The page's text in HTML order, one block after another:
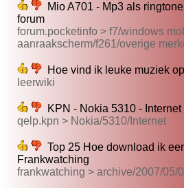
Mio A701 - Mp3 als
forum
forum.pocketinfo > f7/windows
aanraakscherm/f261/overige
Hoe vind ik leuke muziek
leerwiki
KPN - Nokia 5310 -
qelp.kpn > Nokia/5310/Internet
Top 25 Hoe download ik
Frankwatching
frankwatching > archive/2007/05/